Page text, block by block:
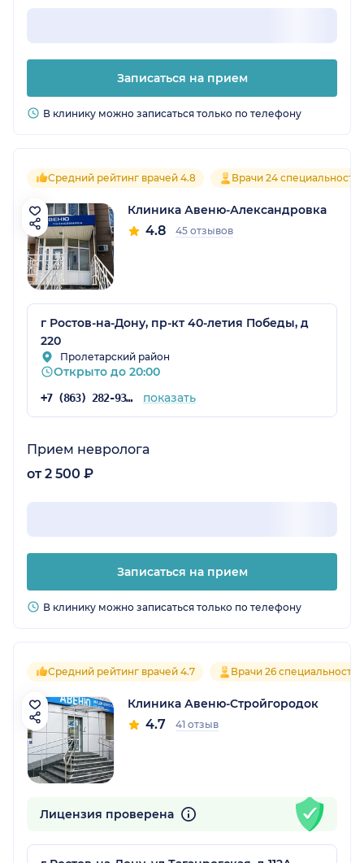
Записаться на прием
В клинику можно записаться только по телефону
Средний рейтинг врачей 4.8 Врачи 24
Клиника Авеню-Александровка
4.8 45 отзывов
г Ростов-на-Дону, пр-кт 40-летия Победы, д
220
Пролетарский район
Открыто до 20:00
+7 (863) 282-93-77 показать
Прием невролога
от 2 500 ₽
Записаться на прием
В клинику можно записаться только по телефону
Средний рейтинг врачей 4.7 Врачи 26 специальностей
Клиника Авеню-Стройгородок
4.7 41 отзыв
Лицензия проверена